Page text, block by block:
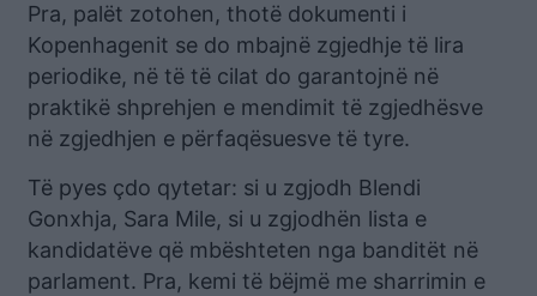
Pra, palët zotohen, thotë dokumenti i
Kopenhagenit se do mbajnë zgjedhje të lira
periodike, në të të cilat do garantojnë në
praktikë shprehjen e mendimit të zgjedhësve
në zgjedhjen e përfaqësuesve të tyre.
Të pyes çdo qytetar: si u zgjodh Blendi
Gonxhja, Sara Mile, si u zgjodhën lista e
kandidatëve që mbështeten nga banditët në
parlament. Pra, kemi të bëjmë me sharrimin e